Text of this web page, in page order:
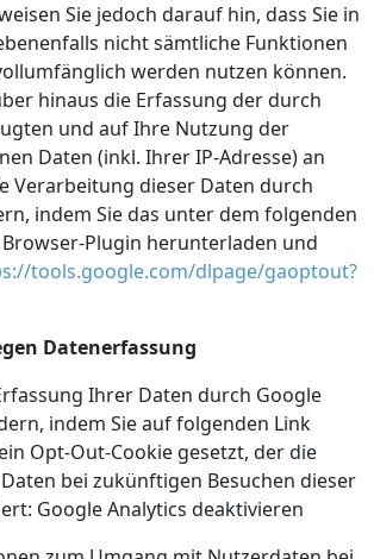
Sie jedoch darauf hin, dass Sie in
nicht sämtliche Funktionen
werden nutzen können.
hinaus die Erfassung der durch
und auf Ihre Nutzung der
Daten (inkl. Ihrer IP-Adresse) an
Verarbeitung dieser Daten durch
indem Sie das unter dem folgenden
Plugin herunterladen und
tools.google.com/dlpage/gaoptout?
Datenerfassung
Ihrer Daten durch Google
indem Sie auf folgenden Link
Opt-Out-Cookie gesetzt, der die
bei zukünftigen Besuchen dieser
Google Analytics deaktivieren